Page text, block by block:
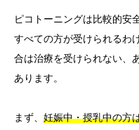
ピコトーニングは比較的安
すべての方が受けられるわ
合は治療を受けられない、
あります。
まず、 妊娠中・授乳中の方